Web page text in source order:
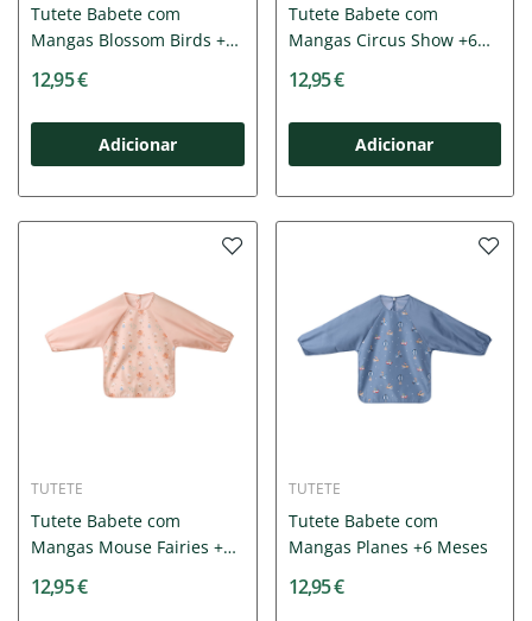
Tutete Babete com
Mangas Blossom Birds +6
12,95 €
Adicionar
Tutete Babete com
Mangas Circus Show +6
12,95 €
Adicionar
TUTETE
Tutete Babete com
Mangas Mouse Fairies +6
12,95 €
TUTETE
Tutete Babete com
Mangas Planes +6 Meses
12,95 €